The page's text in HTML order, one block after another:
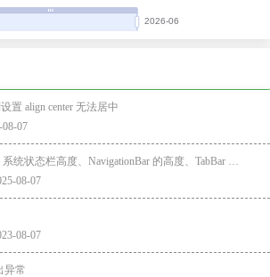
置 align center 无法居中
08-07
08-07
08-07
异常